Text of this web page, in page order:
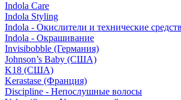
Indola Care
Indola Styling
Indola - Окислители и технические
Indola - Окрашивание
Invisibobble (Германия)
Johnson’s Baby (США)
K18 (США)
Kerastase (Франция)
Discipline - Непослушные волосы